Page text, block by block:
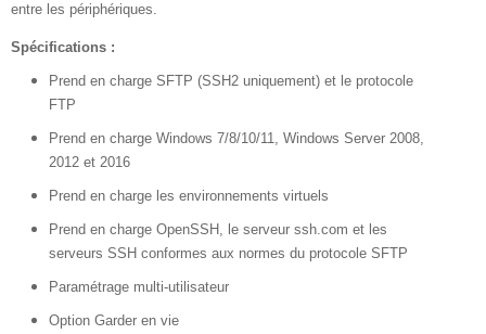
entre les périphériques.
Spécifications :
Prend en charge SFTP (SSH2 uniquement) et le protocole
FTP
Prend en charge Windows 7/8/10/11, Windows Server 2008,
2012 et 2016
Prend en charge les environnements virtuels
Prend en charge OpenSSH, le serveur ssh.com et les
serveurs SSH conformes aux normes du protocole SFTP
Paramétrage multi-utilisateur
Option Garder en vie